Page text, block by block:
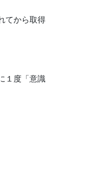
てから取得
１度「意識